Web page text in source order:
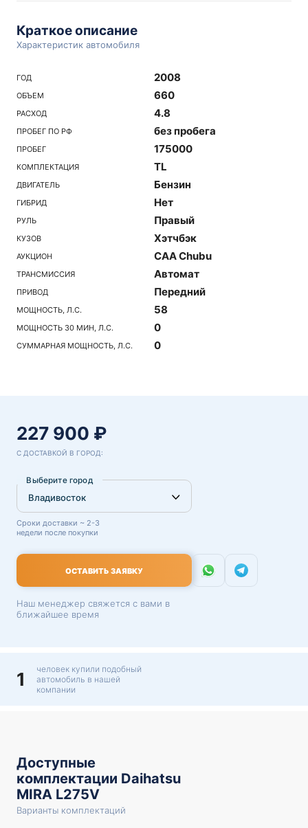
Краткое описание
Характеристик автомобиля
ГОД 2008
ОБЪЕМ 660
РАСХОД 4.8
ПРОБЕГ ПО РФ без пробега
ПРОБЕГ 175000
КОМПЛЕКТАЦИЯ TL
ДВИГАТЕЛЬ Бензин
ГИБРИД Нет
РУЛЬ Правый
КУЗОВ Хэтчбэк
АУКЦИОН CAA Chubu
ТРАНСМИССИЯ Автомат
ПРИВОД Передний
МОЩНОСТЬ, Л.С. 58
МОЩНОСТЬ 30 МИН, Л.С. 0
СУММАРНАЯ МОЩНОСТЬ, Л.С. 0
227 900 ₽
С ДОСТАВКОЙ В ГОРОД:
Выберите город
Сроки доставки ~ 2-3
недели после покупки
ОСТАВИТЬ ЗАЯВКУ
Наш менеджер свяжется с вами в
ближайшее время
1
человек купили подобный
автомобиль в нашей
компании
Доступные
комплектации Daihatsu
MIRA L275V
Варианты комплектаций